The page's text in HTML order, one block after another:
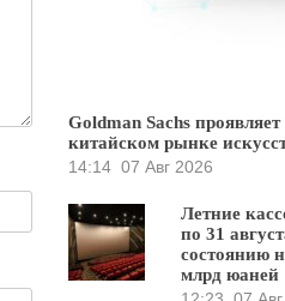
Goldman Sachs
китайском рынке
14:14 07 Авг 2026
Летние
по 31
состоянию
млрд юаней